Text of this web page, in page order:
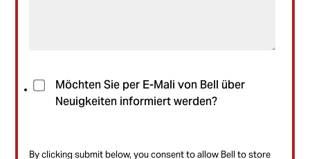
Möchten Sie per E-Mali von Bell über
Neuigkeiten informiert werden?
By clicking submit below, you consent to allow Bell to store